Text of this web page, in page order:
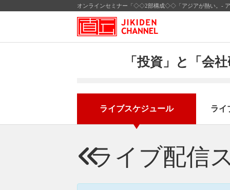
「投資」と「会
ライブスケジュール ライ
ライブ配信